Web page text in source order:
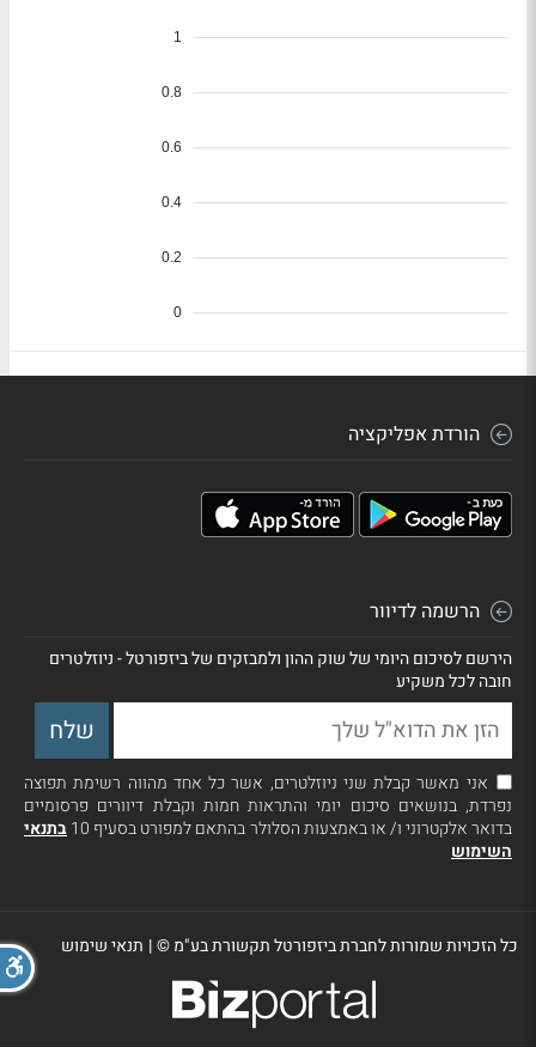
הורדת אפליקציה
הרשמה לדיוור
הירשם לסיכום היומי של שוק ההון ולמבזקים של ביזפורטל - ניוזלטרים
חובה לכל משקיע
אני מאשר קבלת שני ניוזלטרים, אשר כל אחד מהווה רשימת תפוצה
נפרדת, בנושאים סיכום יומי והתראות חמות וקבלת דיוורים פרסומיים
בדואר אלקטרוני ו/ או באמצעות הסלולר בהתאם למפורט בסעיף 10
בתנאי
השימוש
כל הזכויות שמורות לחברת ביזפורטל תקשורת בע"מ ©| תנאי שימוש